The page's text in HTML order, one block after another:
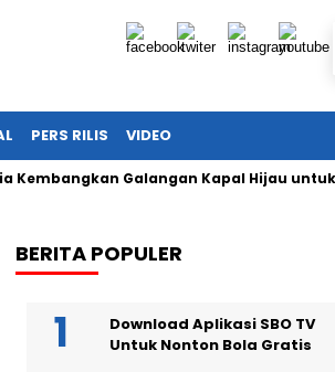
PERS RILIS VIDEO
Galangan Kapal Hijau untuk
BERITA POPULER
Download Aplikasi SBO TV
Untuk Nonton Bola Gratis